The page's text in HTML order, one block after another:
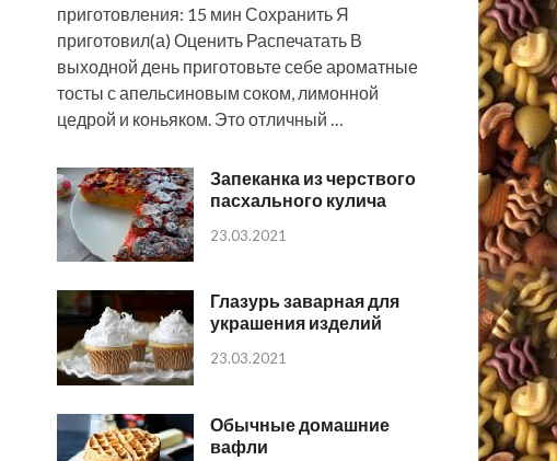
приготовления: 15 мин Сохранить Я
приготовил(а) Оценить Распечатать В
выходной день приготовьте себе ароматные
тосты с апельсиновым соком, лимонной
цедрой и коньяком. Это отличный …
Запеканка из черствого
пасхального кулича
23.03.2021
Глазурь заварная для
украшения изделий
23.03.2021
Обычные домашние
вафли